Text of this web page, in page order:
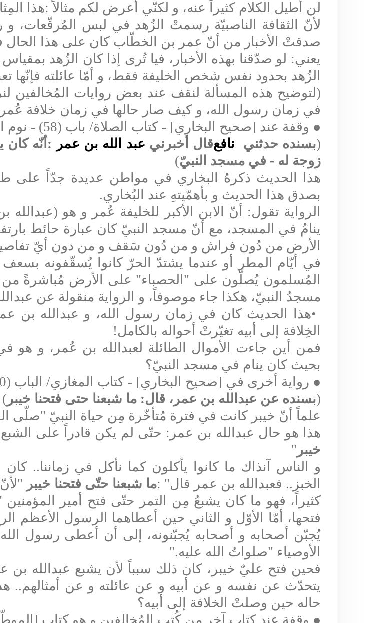
لن أُطيل الكلام كثيراً عنه، و لكنّي أعرض لكم مثالاً :هذا
لأنّ الثقافة الناصبيّة رسمتْ الزُهد في لبس المُرقّعات،
صدقتْ الأخبار من
أنّ عمر بن الخطّاب كان على هذا
يعني: لو صدّقنا بهذه الأخبار، فيا تُرى إذا كان الزُهد
الزُهد بحدود نفس شخص الخليفة فقط، و أمّا عائلته فإنّها
(لتوضيح هذه المسألة لنقف عند بعض روايات المُخالفين
في زمان رسول الله، و كيف صار حالها في زمان خلافة
● وقفة عند [صحيح البخاري] - كتاب الصلاة/ باب (58) - نوم الرجال في المسجد
(بسنده حدثني نافعقال أخبرني عبد الله بن عمر : أنّه
زوجة له - في مسجد النبيّ)
هذا الحديث ذكرهُ البخاري في مواطن عديدة جدّاً على
بصدق هذا الحديث و بأهمّيتهِ عند البُخاري.
الرواية تقول: أنّ الابن الأكبر للخليفة عُمر و هو (عبدالله
ينامُ في المسجد، مع أنّ مسجد النبيّ كان عبارة حائط
الأرض من دُون فراش و من دُون سَقف و من دون أيّ
في أيّام المطر أو عندما يشتدّ الحرّ كانوا يُسقّفونه
المُسلمون يُصلّون على "الحصباء" على الأرض مُباشرةً من
مسجدُ النبيّ، هكذا جاء موصوفاً، و الرواية منقولة عن
•هذا الحديث كان في زمان رسول الله، و عبدالله بن
الخِلافة إلى أبيه تغيّرتْ أحواله بالكامل!
فمن أين جاءت الأموال الطائلة لعبدالله بن عُمر، و هو
بحيث كان ينام في مسجد النبيّ؟
● رواية أخرى في [صحيح البخاري] - كتاب المغازي/ الباب (40) باب غزوة خيبر
(بسنده عن عبدالله بن عمر، قال: ما شبعنا حتى فتحنا خيبر )
علماً أنّ خيبر كانت في فترة مُتأخّرة مِن حياة النبيّ "صلّى
هذا هو حال عبدالله بن عمر: حتّى لم يكن قادراً على
خيبر "
و الناس آنذاك ما كانوا يأكلون كما نأكل في زماننا..
الخبز.. فعبدالله بن عمر قال: "ما شبعنا حتّى فتحنا خيبر "
كثيراً، فهو ما كان يشبعُ مِن التمر حتّى فتح أمير
فتحها،
أمّا الأوّل و الثاني حين أعطاهما الرسول الأعظم
يُجبّن أصحابه و أصحابه يُجبّنونه، إلى أن أعطى رسول الله
الأوصياء "صلواتُ الله عليه".
فحين فتح عليٌ خيبر، كان ذلك سبباً لأن يشبع عبدالله بن
يتحدّث عن نفسه و عن أبيه و عن عائلته و عن أمثالهم..
حاله حين وصلتْ الخلافة إلى أبيه؟
● وقفة عند كتاب آخر من كُتب المُخالفين و هو كتاب